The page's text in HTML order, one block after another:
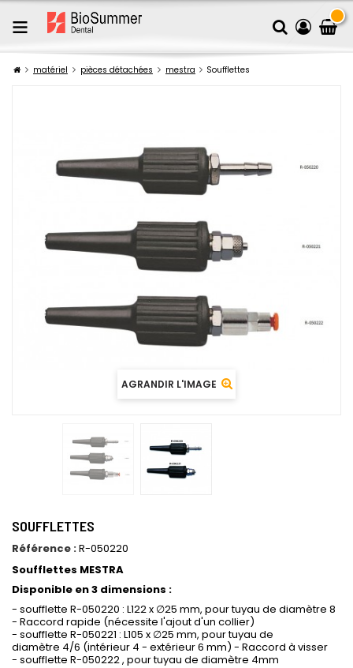
matériel pièces détachées mestra Soufflettes
AGRANDIR L'IMAGE
SOUFFLETTES
Référence :R-050220
Soufflettes MESTRA
Disponible en 3 dimensions :
- soufflette R-050220 : L122 x ∅25 mm, pour tuyau de diamètre 8
- Raccord rapide (nécessite l'ajout d'un collier)
- soufflette R-050221 : L105 x ∅25 mm, pour tuyau de
diamètre 4/6 (intérieur 4 - extérieur 6 mm) - Raccord à visser
- soufflette R-050222 , pour tuyau de diamètre 4mm